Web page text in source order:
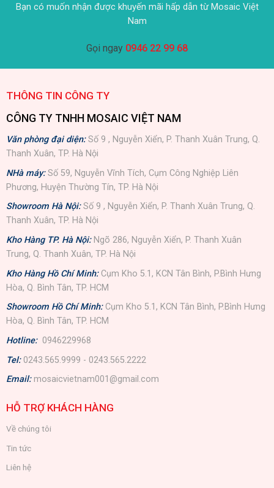
Bạn có muốn nhận được khuyến mãi hấp dẫn từ Mosaic Việt
Nam
Gọi ngay 0946 22 99 68
THÔNG TIN CÔNG TY
CÔNG TY TNHH MOSAIC VIỆT NAM
Văn phòng đại diện:Số 9 , Nguyễn Xiển, P. Thanh Xuân Trung, Q.
Thanh Xuân, TP. Hà Nội
NHà máy: Số 59, Nguyễn Vĩnh Tích, Cụm Công Nghiệp Liên
Phương, Huyện Thường Tín, TP. Hà Nội
Showroom Hà Nội: Số 9 , Nguyễn Xiển, P. Thanh Xuân Trung, Q.
Thanh Xuân, TP. Hà Nội
Kho Hàng TP. Hà Nội: Ngõ 286, Nguyễn Xiển, P. Thanh Xuân
Trung, Q. Thanh Xuân, TP. Hà Nội
Kho Hàng Hồ Chí Minh: Cụm Kho 5.1, KCN Tân Bình, P.Bình Hưng
Hòa, Q. Bình Tân, TP. HCM
Showroom Hồ Chí Minh: Cụm Kho 5.1, KCN Tân Bình, P.Bình Hưng
Hòa, Q. Bình Tân, TP. HCM
Hotline: 0946229968
Tel: 0243.565.9999 - 0243.565.2222
Email: mosaicvietnam001@gmail.com
HỖ TRỢ KHÁCH HÀNG
Về chúng tôi
Tin tức
Liên hệ